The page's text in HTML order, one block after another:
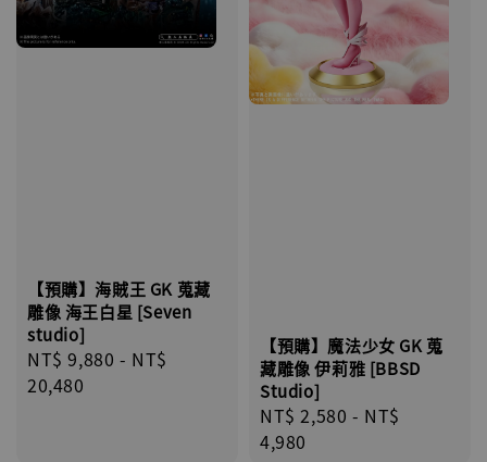
【預購】海賊王 GK 蒐藏
雕像 海王白星 [Seven
studio]
Regular
price
NT$ 9,880 - NT$
20,480
【預購】魔法少女 GK 蒐
藏雕像 伊莉雅 [BBSD
Studio]
Regular
price
NT$ 2,580 - NT$
4,980